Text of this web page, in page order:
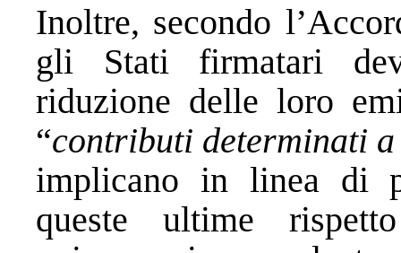
Inoltre, secondo
gli Stati firmatari
riduzione delle loro
“contributi determinati
implicano in linea di
queste ultime